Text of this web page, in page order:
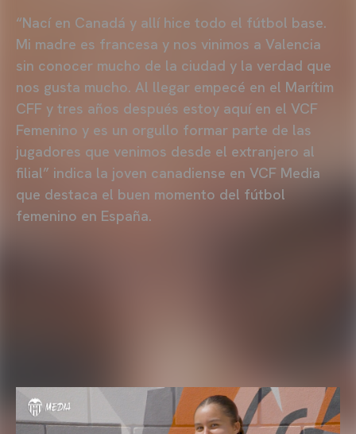
“Nací en Canadá y allí hice todo el fútbol base.
Mi madre es francesa y nos vinimos a Valencia
sin conocer mucho de la ciudad y la verdad que
nos gusta mucho. Al llegar empecé en el Marítim
CFF y tres años después estoy aquí en el VCF
Femenino y es un orgullo formar parte de las
jugadores que venimos desde el extranjero al
filial” indica la joven canadiense en VCF Media
que destaca el buen momento del fútbol
femenino en España.